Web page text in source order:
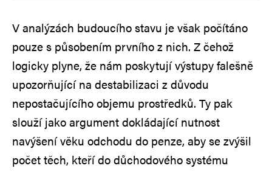
V analýzách budoucího stavu je však počítáno
pouze s působením prvního z nich. Z čehož
logicky plyne, že nám poskytují výstupy falešně
upozorňující na destabilizaci z důvodu
nepostačujícího objemu prostředků. Ty pak
slouží jako argument dokládající nutnost
navýšení věku odchodu do penze, aby se zvýšil
počet těch, kteří do důchodového systému